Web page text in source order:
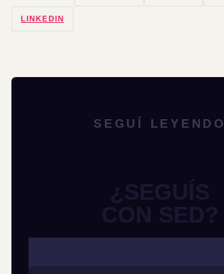
LINKEDIN
SEGUÍ LEYENDO
¿SEGUÍS
CON SED?